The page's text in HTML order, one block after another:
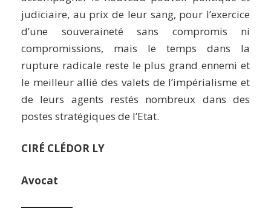
judiciaire, au prix de leur sang, pour l’exercice
d’une souveraineté sans compromis ni
compromissions, mais le temps dans la
rupture radicale reste le plus grand ennemi et
le meilleur allié des valets de l’impérialisme et
de leurs agents restés nombreux dans des
postes stratégiques de l’Etat.
CIRÉ CLÉDOR LY
Avocat